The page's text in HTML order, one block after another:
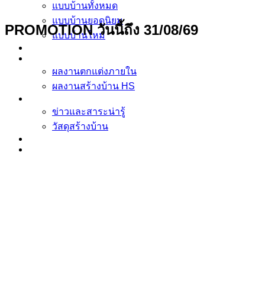
แบบบ้านทั้งหมด
แบบบ้านยอดนิยม
แบบบ้านใหม่
ผลงานตกแต่งภายใน
ผลงานสร้างบ้าน HS
ข่าวและสาระน่ารู้
วัสดุสร้างบ้าน
PROMOTION วันนี้ถึง 31/08/69